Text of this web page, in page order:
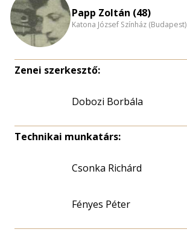
Papp Zoltán (48)
Katona József Színház (Budapest)
Zenei szerkesztő:
Dobozi Borbála
Technikai munkatárs:
Csonka Richárd
Fényes Péter